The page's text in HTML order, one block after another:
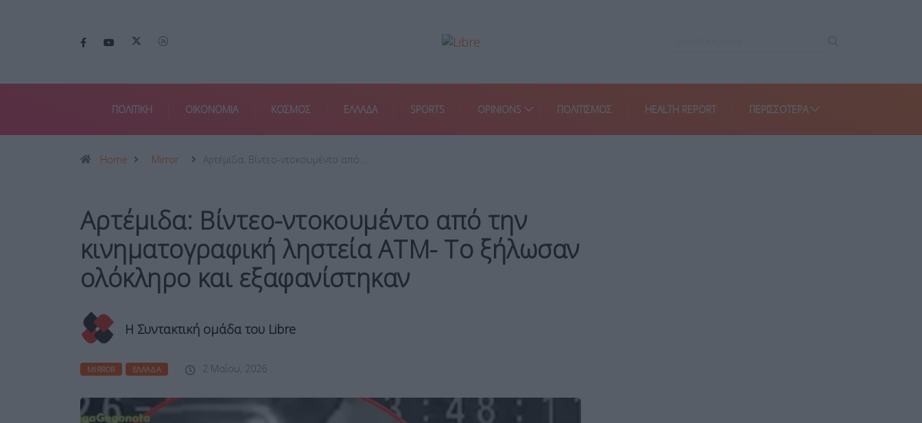
ΠΟΛΙΤΙΚΗ ΟΙΚΟΝΟΜΙΑ ΚΟΣΜΟΣ ΕΛΛΑΔΑ SPORTS OPINIONS ΠΟΛΙΤΙΣΜΟΣ HEALTH REPORT ΠΕΡΙΣΣΌΤΕΡΑ
Home Mirror Αρτέμιδα: Βίντεο-ντοκουμέντο από…
Αρτέμιδα: Βίντεο-ντοκουμέντο από την
κινηματογραφική ληστεία ATM- Το ξήλωσαν
ολόκληρο και εξαφανίστηκαν
Η Συντακτική ομάδα του Libre
MIRROR ΕΛΛΆΔΑ 2 Μαΐου, 2026